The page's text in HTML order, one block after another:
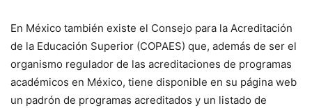
En México también existe el Consejo para la Acreditación
de la Educación Superior (COPAES) que, además de ser el
organismo regulador de las acreditaciones de programas
académicos en México, tiene disponible en su página web
un padrón de programas acreditados y un listado de